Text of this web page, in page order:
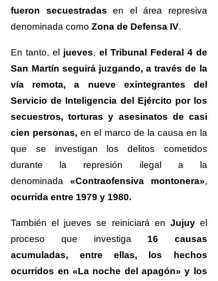
fueron secuestradasen el área represiva
denominada comoZona de Defensa IV.
En tanto, el jueves, el Tribunal Federal 4 de
San Martín seguirá juzgando, a través de la
vía remota, a nueve exintegrantes del
Servicio de Inteligencia del Ejército por los
secuestros, torturas y asesinatos de casi
cien personas, en el marco de la causa en la
que se investigan los delitos cometidos
durante la represión ilegal a la
denominada «Contraofensiva montonera»,
ocurrida entre 1979 y 1980.
También el jueves se reiniciará en Jujuy el
proceso que investiga 16 causas
acumuladas, entre ellas, los hechos
ocurridos en «La noche del apagón» y los